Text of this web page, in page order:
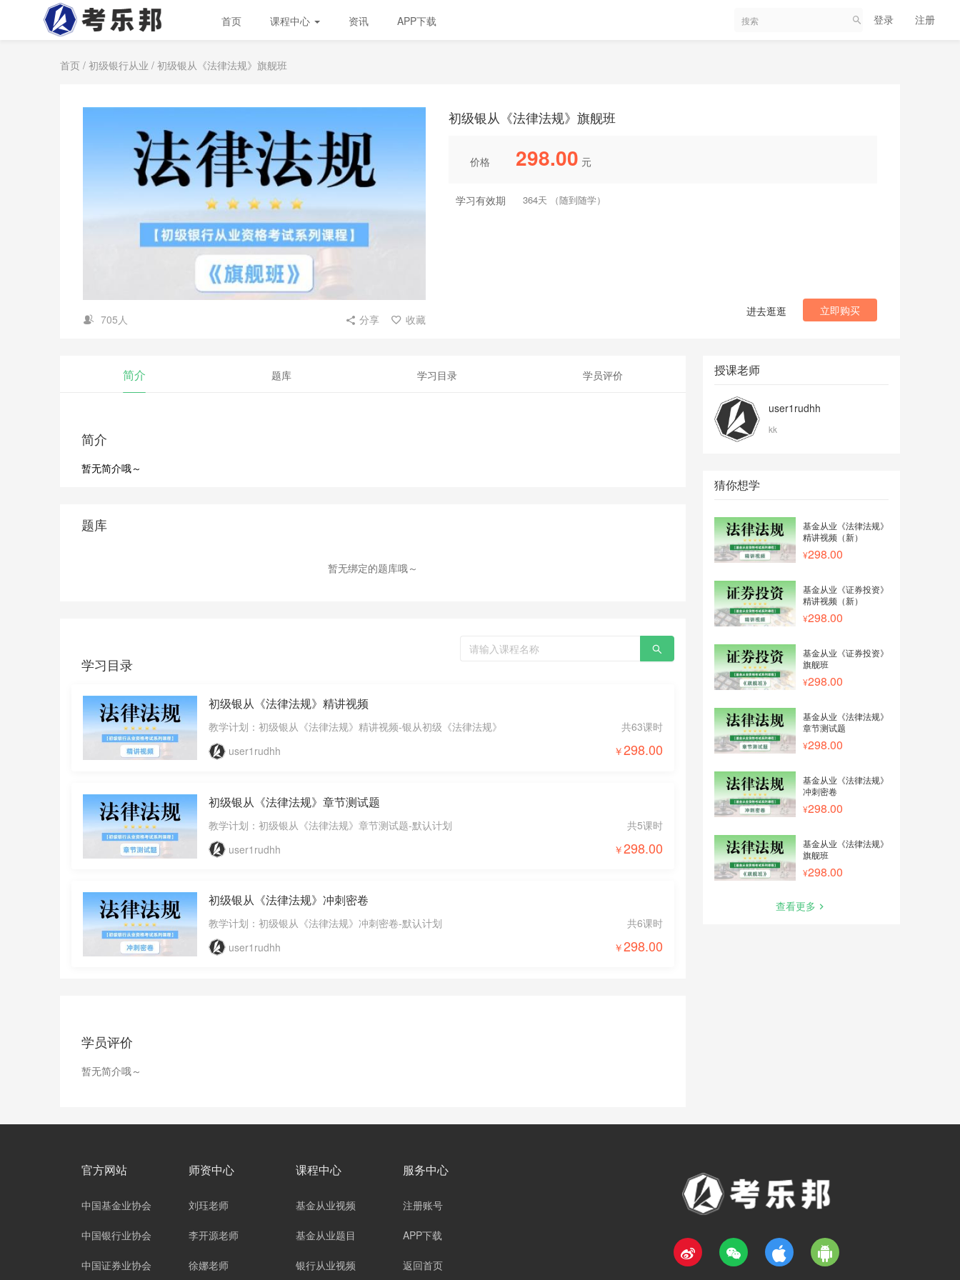
首页 课程中心 资讯 APP下载 登录 注册
首页 / 初级银行从业 / 初级银从《法律法规》旗舰班
705人 分享 收藏
初级银从《法律法规》旗舰班
价格 298.00 元
学习有效期 364天 （随到随学）
立即购买
进去逛逛
简介 题库 学习目录 学员评价
简介
暂无简介哦～
题库
暂无绑定的题库哦～
学习目录
初级银从《法律法规》精讲视频
教学计划：初级银从《法律法规》精讲视频-银从初级《法律法规》
共63课时
user1rudhh
298.00
初级银从《法律法规》章节测试题
教学计划：初级银从《法律法规》章节测试题-默认计划
共5课时
user1rudhh
298.00
初级银从《法律法规》冲刺密卷
教学计划：初级银从《法律法规》冲刺密卷-默认计划
共6课时
user1rudhh
298.00
学员评价
暂无简介哦～
授课老师
user1rudhh
kk
猜你想学
基金从业《法律法规》
精讲视频（新）
298.00
基金从业《证券投资》
精讲视频（新）
298.00
基金从业《证券投资》
旗舰班
298.00
基金从业《法律法规》
章节测试题
298.00
基金从业《法律法规》
冲刺密卷
298.00
基金从业《法律法规》
旗舰班
298.00
查看更多
官方网站
中国基金业协会
中国银行业协会
中国证券业协会
师资中心
刘珏老师
李开源老师
徐娜老师
课程中心
基金从业视频
基金从业题目
银行从业视频
服务中心
注册账号
APP下载
返回首页